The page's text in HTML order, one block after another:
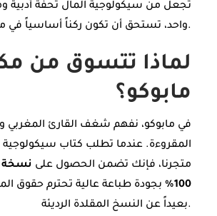
تجعل من سيكولوجية المال تحفة أدبية
واحد، تستحق أن تكون ركناً أساسياً في مكتبتك.
لماذا تتسوق من
مابوكو؟
في مابوكو، نفهم شغف القارئ المغربي
المقروءة. عندما تطلب كتاب سيكولوجية
متجرنا، فإنك تضمن الحصول على نسخة
100%
بجودة طباعة عالية تحترم حقوق
بعيداً عن النسخ المقلدة الرديئة.